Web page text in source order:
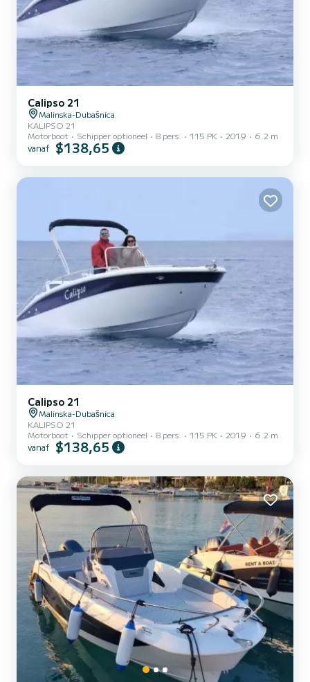
Calipso 21
Malinska-Dubašnica
KALIPSO 21
Motorboot
Schipper optioneel 8 pers. 115 PK 2019 6.2 m
vanaf $138,65
Calipso 21
Malinska-Dubašnica
KALIPSO 21
Motorboot
Schipper optioneel 8 pers. 115 PK 2019 6.2 m
vanaf $138,65